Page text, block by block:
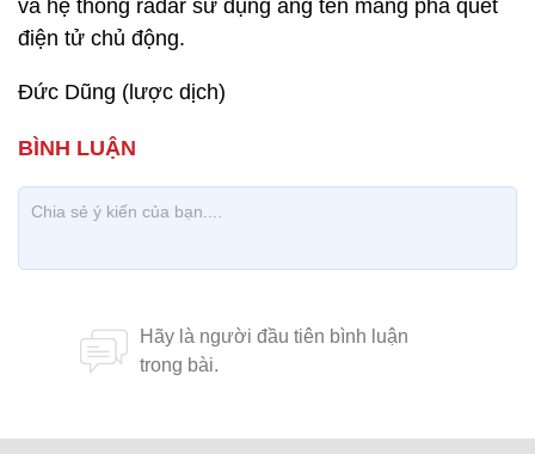
và hệ thống radar sử dụng ăng ten mảng pha quét
điện tử chủ động.
Đức Dũng (lược dịch)